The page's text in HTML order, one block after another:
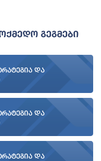
Გეგმები
და
და
და